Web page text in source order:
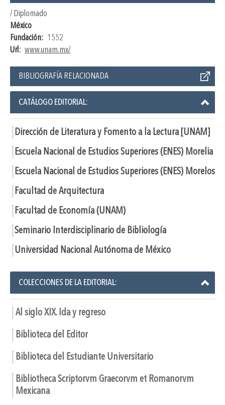
/ Diplomado
México
Fundación: 1552
Url: www.unam.mx/
BIBLIOGRAFÍA RELACIONADA
CATÁLOGO EDITORIAL:
Dirección de Literatura y Fomento a la Lectura [UNAM]
Escuela Nacional de Estudios Superiores (ENES) Morelia
Escuela Nacional de Estudios Superiores (ENES) Morelos
Facultad de Arquitectura
Facultad de Economía (UNAM)
Seminario Interdisciplinario de Bibliología
Universidad Nacional Autónoma de México
COLECCIONES DE LA EDITORIAL:
Al siglo XIX. Ida y regreso
Biblioteca del Editor
Biblioteca del Estudiante Universitario
Bibliotheca Scriptorvm Graecorvm et Romanorvm
Mexicana